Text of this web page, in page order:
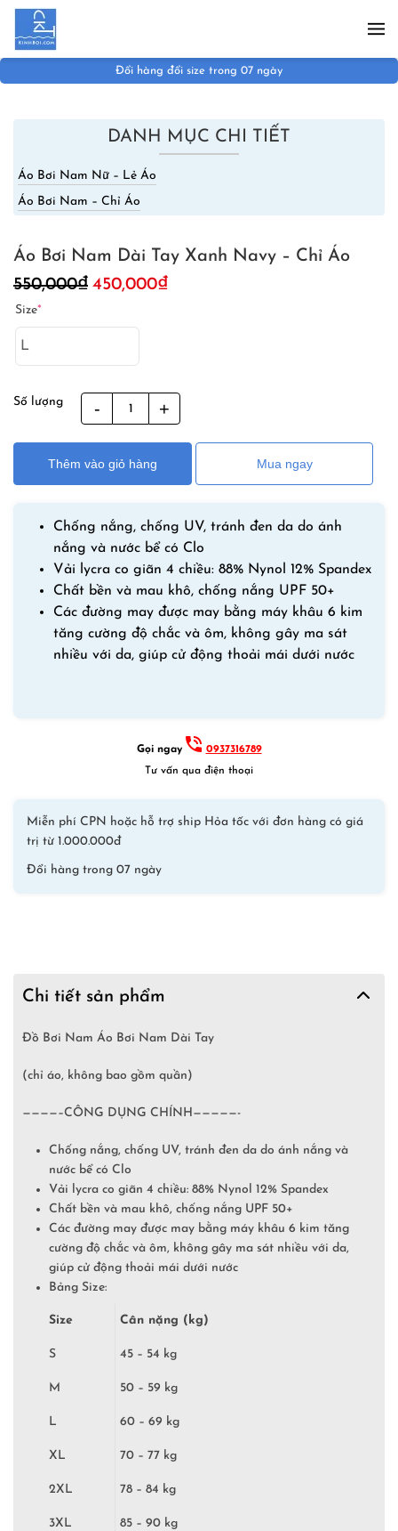
Skip to main content
Đổi hàng đổi size trong 07 ngày
DANH MỤC CHI TIẾT
Áo Bơi Nam Nữ – Lẻ Áo
Áo Bơi Nam – Chỉ Áo
Áo Bơi Nam Dài Tay Xanh Navy – Chỉ Áo
550,000₫ Giá
450,000₫Giá
Size*
Số lượng
Bơi
Nam
Dài
Tay
Navy
–
Chỉ
Áo
số
lượng
Thêm vào giỏ hàng Mua ngay
Chống nắng, chống UV, tránh đen da do ánh
nắng và nước bể có Clo
Vải lycra co giãn 4 chiều: 88% Nynol 12% Spandex
Chất bền và mau khô, chống nắng UPF 50+
Các đường may được may bằng máy khâu 6 kim
tăng cường độ chắc và ôm, không gây ma sát
nhiều với da, giúp cử động thoải mái dưới nước
Gọi ngay
0937316789
Tư vấn qua điện thoại
Miễn phí CPN hoặc hỗ trợ ship Hỏa tốc với đơn hàng có giá
trị từ 1.000.000đ
Đổi hàng trong 07 ngày
Chi tiết sản phẩm
Đồ Bơi Nam Áo Bơi Nam Dài Tay
(chỉ áo, không bao gồm quần)
————–CÔNG DỤNG CHÍNH—————-
Chống nắng, chống UV, tránh đen da do ánh nắng và
nước bể có Clo
Vải lycra co giãn 4 chiều: 88% Nynol 12% Spandex
Chất bền và mau khô, chống nắng UPF 50+
Các đường may được may bằng máy khâu 6 kim tăng
cường độ chắc và ôm, không gây ma sát nhiều với da,
giúp cử động thoải mái dưới nước
Bảng Size:
Size Cân nặng (kg)
S 45 – 54 kg
M 50 – 59 kg
L 60 – 69 kg
XL 70 – 77 kg
2XL 78 – 84 kg
3XL 85 – 90 kg